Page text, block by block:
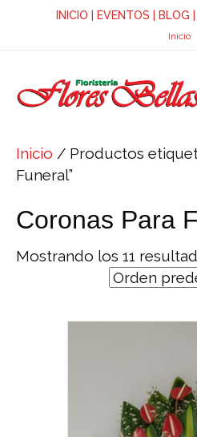
INICIO EVENTOS BLOG
Inicio
Inicio / Productos
Funeral”
Coronas Para
Mostrando los 11